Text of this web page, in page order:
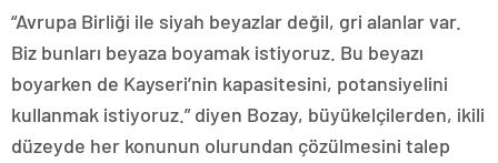
“Avrupa Birliği ile siyah beyazlar değil, gri alanlar var.
Biz bunları beyaza boyamak istiyoruz. Bu beyazı
boyarken de Kayseri’nin kapasitesini, potansiyelini
kullanmak istiyoruz.” diyen Bozay, büyükelçilerden, ikili
düzeyde her konunun olurundan çözülmesini talep